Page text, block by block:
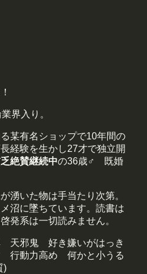
界入り。
某有名ショップで10年間の
経験を生かし27才で独立開
絶賛継続中の36歳♂ 既婚
湧いた物は手当たり次第。
沼に墜ちています。読書は
発系は一切読みません。
天邪鬼 好き嫌いがはっき
行動力高め 何かと小うる
)